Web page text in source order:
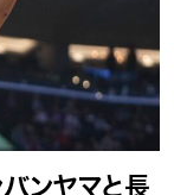
バンヤマと長